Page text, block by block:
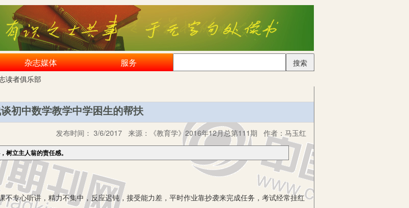
杂志媒体 服务
搜索
读者俱乐部
初中数学教学中学困生的帮扶
发布时间： 3/6/2017 来源： 《教育学》2016年12月总第111期 作者： 马玉红
树立主人翁的责任感。
心听讲，精力不集中，反应迟钝，接受能力差，平时作业靠抄袭来完成任务，考试经常挂红